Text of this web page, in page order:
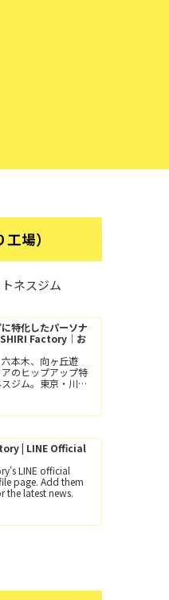
場）
ネスジム
特化したパーソナ
Factory｜お
本木、向ヶ丘遊
のヒップアップ特
ジム。東京・川崎
ッツ！おし
/徒歩12分。
| LINE Official
LINE official
page. Add them
the latest news.